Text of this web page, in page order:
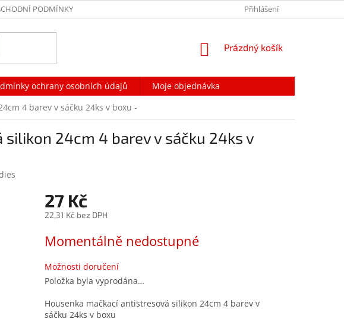
PODMÍNKY NAPIŠTE NÁM
Přihlášení
NÁKUPNÍ
Prázdný košík
ochrany osobních údajů
Moje objednávka
4 barev v sáčku 24ks v boxu -
24cm 4 barev v sáčku 24ks v
27 Kč
22,31 Kč bez DPH
cena:
Momentálně nedostupné
Možnosti doručení
Položka byla vyprodána…
Housenka mačkací antistresová silikon 24cm 4 barev v
sáčku 24ks v boxu